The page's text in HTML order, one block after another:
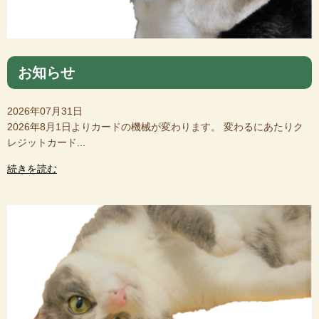
お知らせ
2026年07月31日
2026年8月1日よりカードの機械が変わります。 変わるにあたりク
レジットカード...
続きを読む